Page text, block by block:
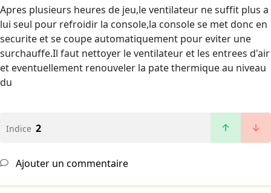
Apres plusieurs heures de jeu,le ventilateur ne suffit plus a
lui seul pour refroidir la console,la console se met donc en
securite et se coupe automatiquement pour eviter une
surchauffe.Il faut nettoyer le ventilateur et les entrees d'air
et eventuellement renouveler la pate thermique au niveau
du
Indice 2
Ajouter un commentaire